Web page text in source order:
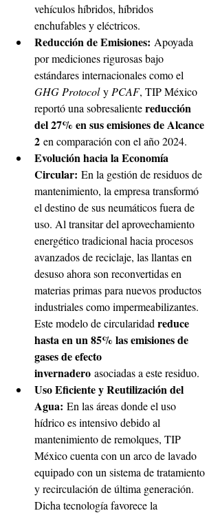
vehículos híbridos, híbridos
enchufables y eléctricos.
Reducción de Emisiones: Apoyada
por mediciones rigurosas bajo
estándares internacionales como el
GHG Protocol y PCAF, TIP México
reportó una sobresaliente reducción
del 27% en sus emisiones de Alcance
2 en comparación con el año 2024.
Evolución hacia la Economía
Circular: En la gestión de residuos de
mantenimiento, la empresa transformó
el destino de sus neumáticos fuera de
uso. Al transitar del aprovechamiento
energético tradicional hacia procesos
avanzados de reciclaje, las llantas en
desuso ahora son reconvertidas en
materias primas para nuevos productos
industriales como impermeabilizantes.
Este modelo de circularidad reduce
hasta en un 85% las emisiones de
gases de efecto
invernadero asociadas a este residuo.
Uso Eficiente y Reutilización del
Agua: En las áreas donde el uso
hídrico es intensivo debido al
mantenimiento de remolques, TIP
México cuenta con un arco de lavado
equipado con un sistema de tratamiento
y recirculación de última generación.
Dicha tecnología favorece la